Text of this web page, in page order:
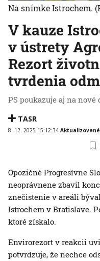
V kauze
v ústrety
Rezort
tvrdenia
PS poukazuje aj na nové
TASR
8. 12. 2025 15:12:34
Na snímke Istrochem.
Opozičné Progresívne
neoprávnene zbavil
znečistenie v areáli
Istrochem v Bratislave.
ktoré získalo.
Envirorezort v reakcii
potvrdzuje, že nechce